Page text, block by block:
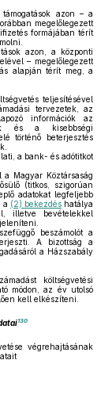
azon – a
megelőlegezett
formájában térít
azon, a központi
– megelőlegezett
alapján térít meg, a
teljesítésével
tervezetek, az
információk az
és a kisebbségi
történő beterjesztés
a bank- és adótitkot
a Magyar Köztársaság
(titkos, szigorúan
adatokat legfeljebb
a (2) bekezdés hatálya
illetve bevételekkel
beszámolót a
A bizottság a
a Házszabály
költségvetési
módon, az év utolsó
kell elkészíteni.
130
végrehajtásának